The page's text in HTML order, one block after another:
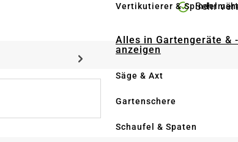
Vertikutierer &
Alles in Gartengeräte &
anzeigen
Säge & Axt
Gartenschere
Schaufel & Spaten
Sehr